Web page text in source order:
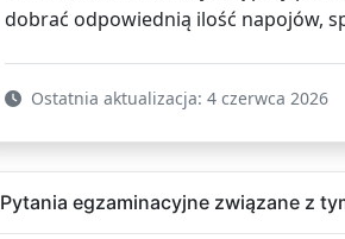
dobrać odpowiednią ilość napojów,
Ostatnia aktualizacja: 4 czerwca 2026
Pytania egzaminacyjne związane z